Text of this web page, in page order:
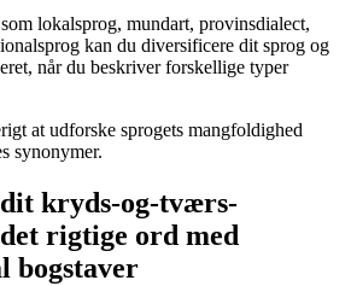
lokalsprog, mundart, provinsdialect,
kan du diversificere dit sprog og
når du beskriver forskellige typer
at udforske sprogets mangfoldighed
synonymer.
dit kryds-og-tværs-
rigtige ord med
bogstaver